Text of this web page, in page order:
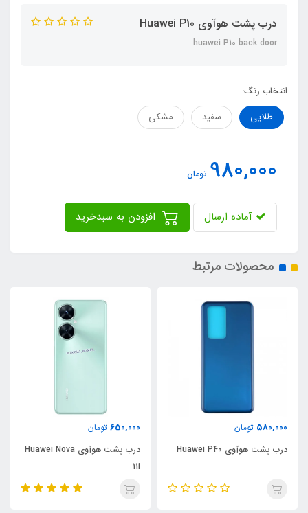
درب پشت هوآوی Huawei P10
huawei P10 back door
انتخاب رنگ:
طلایی
سفید مشکی
980,000 تومان
آماده ارسال
محصولات مرتبط
580,000 تومان
درب پشت هوآوی Huawei P40
650,000 تومان
درب پشت هوآوی Huawei Nova
11i